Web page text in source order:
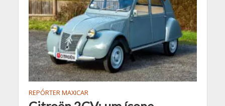
REPÓRTER MAXICAR